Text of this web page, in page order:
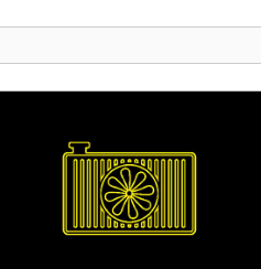
Высокотопливная
влагоустойчивость и
низким МН. Работает на
МДж/Нм3 (615–2386 БТЕ/фут3)
трубопроводного
Функция островного режима